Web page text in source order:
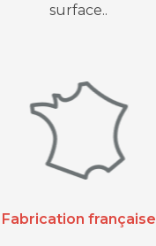
surface..
Fabrication française